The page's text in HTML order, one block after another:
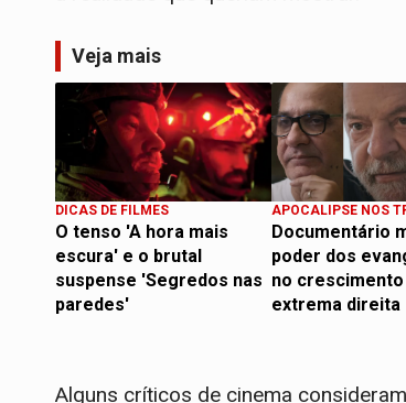
Veja mais
DICAS DE FILMES
O tenso 'A hora mais
escura' e o brutal
suspense 'Segredos nas
paredes'
APOCALIPSE NOS
Documentário
poder dos
no crescimento
extrema direita
Alguns críticos de cinema